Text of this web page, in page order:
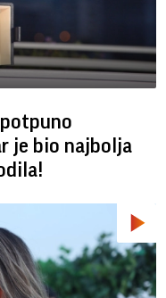
je bio najbolja